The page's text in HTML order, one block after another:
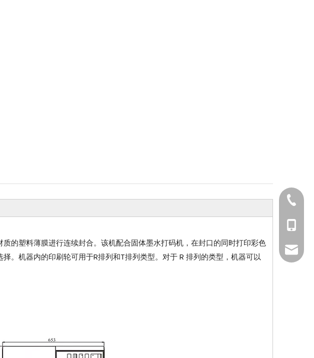
的塑料薄膜进行连续封合。该机配合固体墨水打码机，在封口的同时打印彩色
。机器内的印刷轮可用于R排列和T排列类型。对于 R 排列的类型，机器可以
0577-